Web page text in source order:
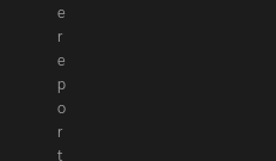
e
r
e
p
o
r
t